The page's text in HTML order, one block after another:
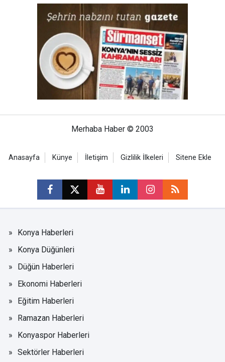
Merhaba Haber © 2003
Anasayfa Künye İletişim Gizlilik İlkeleri Sitene Ekle
Konya Haberleri
Konya Düğünleri
Düğün Haberleri
Ekonomi Haberleri
Eğitim Haberleri
Ramazan Haberleri
Konyaspor Haberleri
Sektörler Haberleri